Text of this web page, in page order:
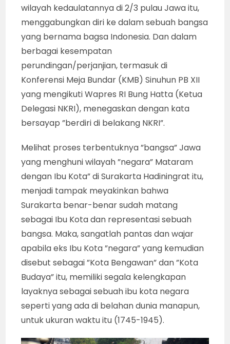
wilayah kedaulatannya di 2/3 pulau Jawa itu,
menggabungkan diri ke dalam sebuah bangsa
yang bernama bagsa Indonesia. Dan dalam
berbagai kesempatan
perundingan/perjanjian, termasuk di
Konferensi Meja Bundar (KMB) Sinuhun PB XII
yang mengikuti Wapres RI Bung Hatta (Ketua
Delegasi NKRI), menegaskan dengan kata
bersayap ”berdiri di belakang NKRI”.
Melihat proses terbentuknya ”bangsa” Jawa
yang menghuni wilayah ”negara” Mataram
dengan Ibu Kota” di Surakarta Hadiningrat itu,
menjadi tampak meyakinkan bahwa
Surakarta benar-benar sudah matang
sebagai Ibu Kota dan representasi sebuah
bangsa. Maka, sangatlah pantas dan wajar
apabila eks Ibu Kota ”negara” yang kemudian
disebut sebagai ”Kota Bengawan” dan ”Kota
Budaya” itu, memiliki segala kelengkapan
layaknya sebagai sebuah ibu kota negara
seperti yang ada di belahan dunia manapun,
untuk ukuran waktu itu (1745-1945).